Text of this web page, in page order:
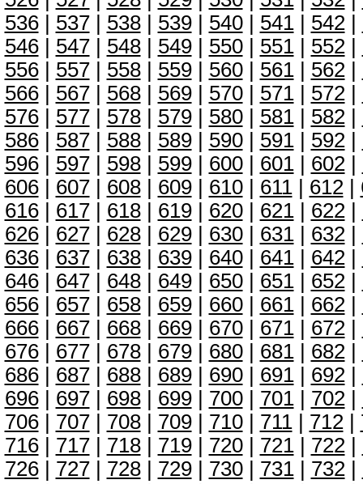
536| 537| 538| 539| 540| 541| 542|
546| 547| 548| 549| 550| 551| 552|
556| 557| 558| 559| 560| 561| 562|
566| 567| 568| 569| 570| 571| 572|
576| 577| 578| 579| 580| 581| 582|
586| 587| 588| 589| 590| 591| 592|
596| 597| 598| 599| 600| 601| 602|
606| 607| 608| 609| 610| 611| 612|
616| 617| 618| 619| 620| 621| 622|
626| 627| 628| 629| 630| 631| 632|
636| 637| 638| 639| 640| 641| 642|
646| 647| 648| 649| 650| 651| 652|
656| 657| 658| 659| 660| 661| 662|
666| 667| 668| 669| 670| 671| 672|
676| 677| 678| 679| 680| 681| 682|
686| 687| 688| 689| 690| 691| 692|
696| 697| 698| 699| 700| 701| 702|
706| 707| 708| 709| 710| 711| 712|
716| 717| 718| 719| 720| 721| 722|
726| 727| 728| 729| 730| 731| 732|